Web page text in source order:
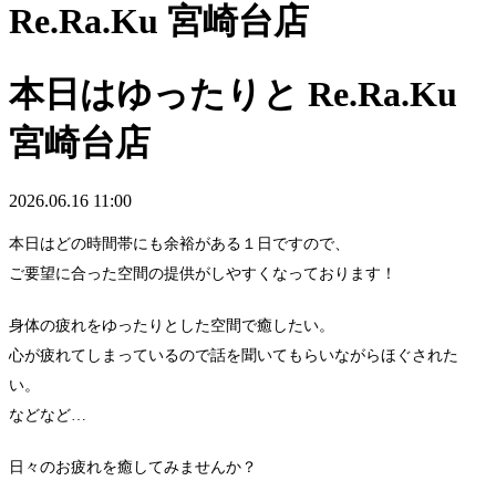
Re.Ra.Ku 宮崎台店
本日はゆったりと Re.Ra.Ku
宮崎台店
2026.06.16 11:00
本日はどの時間帯にも余裕がある１日ですので、
ご要望に合った空間の提供がしやすくなっております！
身体の疲れをゆったりとした空間で癒したい。
心が疲れてしまっているので話を聞いてもらいながらほぐされた
い。
などなど…
日々のお疲れを癒してみませんか？